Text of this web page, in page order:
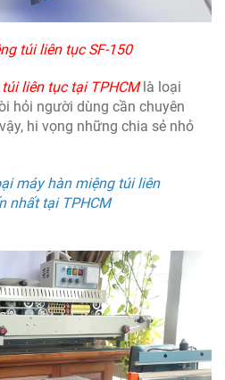
túi liên tục SF-150
liên tục tại TPHCMlà loại
hỏi người dùng cần chuyên
hi vọng những chia sẻ nhỏ
máy hàn miệng túi liên
nhất tại TPHCM